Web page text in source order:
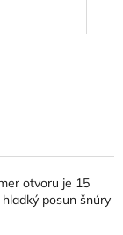
otvoru je 15
posun šnúry